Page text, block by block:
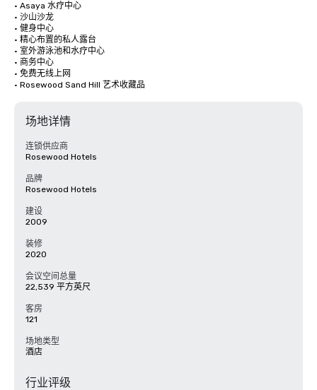
· Asaya 水疗中心
· 沙山沙龙
· 健身中心
· 精心布置的私人露台
· 室外游泳池和水疗中心
· 商务中心
· 免费无线上网
· Rosewood Sand Hill 艺术收藏品
场地详情
连锁供应商
Rosewood Hotels
品牌
Rosewood Hotels
建设
2009
装修
2020
会议空间总量
22,539 平方英尺
客房
121
场地类型
酒店
行业评级